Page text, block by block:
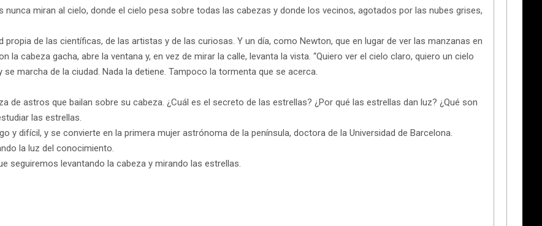
nunca miran al cielo, donde el cielo pesa sobre todas las cabezas y donde los vecinos, agotados por las nubes grises,
de las científicas, de las artistas y de las curiosas. Y un día, como Newton, que en lugar de ver las manzanas en
la cabeza gacha, abre la ventana y, en vez de mirar la calle, levanta la vista. “Quiero ver el cielo claro, quiero un cielo
marcha de la ciudad. Nada la detiene. Tampoco la tormenta que se acerca.
de astros que bailan sobre su cabeza. ¿Cuál es el secreto de las estrellas? ¿Por qué las estrellas dan luz? ¿Qué son
las estrellas.
y difícil, y se convierte en la primera mujer astrónoma de la península, doctora de la Universidad de Barcelona.
la luz del conocimiento.
seguiremos levantando la cabeza y mirando las estrellas.